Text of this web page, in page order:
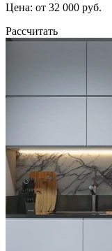
Цена: от 32 000 руб.
Рассчитать